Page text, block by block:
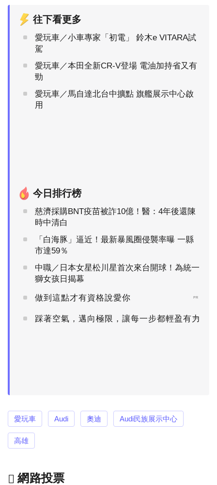
往下看更多
愛玩車／小車專家「初電」 鈴木e VITARA試
駕
愛玩車／本田全新CR-V登場 電油加持省又有
勁
愛玩車／馬自達北台中擴點 旗艦展示中心啟
用
今日排行榜
慈濟採購BNT疫苗被詐10億！醫：4年後還陳
時中清白
「白海豚」逼近！最新暴風圈侵襲率曝 一縣
市達59％
中職／日本女星松川星首次來台開球！為統一
獅女孩日揭幕
做到這點才有資格說愛你 PR
踩著空氣，邁向極限，讓每一步都輕盈有力
PR
愛玩車 Audi 奧迪 Audi民族展示中心
高雄
網路投票